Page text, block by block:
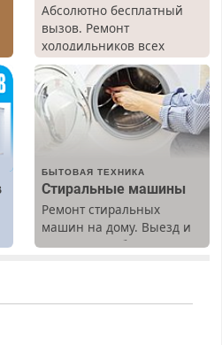
Абсолютно бесплатный
вызов. Ремонт
холодильников всех
марок на дому, с
гарантией. Все р-ны.
Срочно. Без выходных.
Пенсионерам – скидки до
40%. Мастер со стажем.
БЫТОВАЯ ТЕХНИКА
Стиральные машины
Ремонт стиральных
машин на дому. Выезд и
диагностика бесплатно.